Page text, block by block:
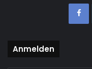
Anmelden